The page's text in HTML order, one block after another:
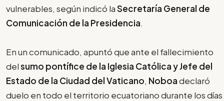
vulnerables, según indicó laSecretaría General de
Comunicación de la Presidencia.
En un comunicado, apuntó que ante el fallecimiento
delsumo pontífice de la Iglesia Católica y Jefe del
Estado de la Ciudad del Vaticano, Noboadeclaró
duelo en todo el territorio ecuatoriano durante los días